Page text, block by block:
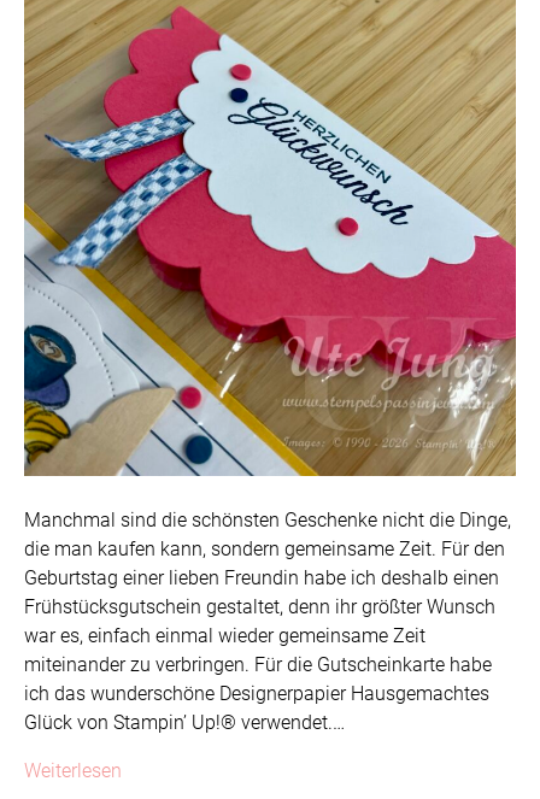
Manchmal sind die schönsten Geschenke nicht die Dinge,
die man kaufen kann, sondern gemeinsame Zeit. Für den
Geburtstag einer lieben Freundin habe ich deshalb einen
Frühstücksgutschein gestaltet, denn ihr größter Wunsch
war es, einfach einmal wieder gemeinsame Zeit
miteinander zu verbringen. Für die Gutscheinkarte habe
ich das wunderschöne Designerpapier Hausgemachtes
Glück von Stampin’ Up!® verwendet.…
Weiterlesen